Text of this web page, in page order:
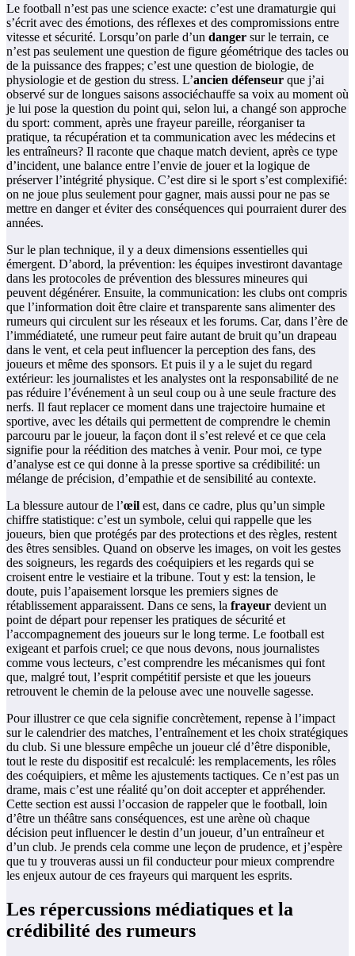
Le football n’est pas une science exacte: c’est une dramaturgie qui
s’écrit avec des émotions, des réflexes et des compromissions entre
vitesse et sécurité. Lorsqu’on parle d’un danger sur le terrain, ce
n’est pas seulement une question de figure géométrique des tacles ou
de la puissance des frappes; c’est une question de biologie, de
physiologie et de gestion du stress. L’ancien défenseur que j’ai
observé sur de longues saisons associéchauffe sa voix au moment où
je lui pose la question du point qui, selon lui, a changé son approche
du sport: comment, après une frayeur pareille, réorganiser ta
pratique, ta récupération et ta communication avec les médecins et
les entraîneurs? Il raconte que chaque match devient, après ce type
d’incident, une balance entre l’envie de jouer et la logique de
préserver l’intégrité physique. C’est dire si le sport s’est complexifié:
on ne joue plus seulement pour gagner, mais aussi pour ne pas se
mettre en danger et éviter des conséquences qui pourraient durer des
années.
Sur le plan technique, il y a deux dimensions essentielles qui
émergent. D’abord, la prévention: les équipes investiront davantage
dans les protocoles de prévention des blessures mineures qui
peuvent dégénérer. Ensuite, la communication: les clubs ont compris
que l’information doit être claire et transparente sans alimenter des
rumeurs qui circulent sur les réseaux et les forums. Car, dans l’ère de
l’immédiateté, une rumeur peut faire autant de bruit qu’un drapeau
dans le vent, et cela peut influencer la perception des fans, des
joueurs et même des sponsors. Et puis il y a le sujet du regard
extérieur: les journalistes et les analystes ont la responsabilité de ne
pas réduire l’événement à un seul coup ou à une seule fracture des
nerfs. Il faut replacer ce moment dans une trajectoire humaine et
sportive, avec les détails qui permettent de comprendre le chemin
parcouru par le joueur, la façon dont il s’est relevé et ce que cela
signifie pour la réédition des matches à venir. Pour moi, ce type
d’analyse est ce qui donne à la presse sportive sa crédibilité: un
mélange de précision, d’empathie et de sensibilité au contexte.
La blessure autour de l’œil est, dans ce cadre, plus qu’un simple
chiffre statistique: c’est un symbole, celui qui rappelle que les
joueurs, bien que protégés par des protections et des règles, restent
des êtres sensibles. Quand on observe les images, on voit les gestes
des soigneurs, les regards des coéquipiers et les regards qui se
croisent entre le vestiaire et la tribune. Tout y est: la tension, le
doute, puis l’apaisement lorsque les premiers signes de
rétablissement apparaissent. Dans ce sens, la frayeur devient un
point de départ pour repenser les pratiques de sécurité et
l’accompagnement des joueurs sur le long terme. Le football est
exigeant et parfois cruel; ce que nous devons, nous journalistes
comme vous lecteurs, c’est comprendre les mécanismes qui font
que, malgré tout, l’esprit compétitif persiste et que les joueurs
retrouvent le chemin de la pelouse avec une nouvelle sagesse.
Pour illustrer ce que cela signifie concrètement, repense à l’impact
sur le calendrier des matches, l’entraînement et les choix stratégiques
du club. Si une blessure empêche un joueur clé d’être disponible,
tout le reste du dispositif est recalculé: les remplacements, les rôles
des coéquipiers, et même les ajustements tactiques. Ce n’est pas un
drame, mais c’est une réalité qu’on doit accepter et appréhender.
Cette section est aussi l’occasion de rappeler que le football, loin
d’être un théâtre sans conséquences, est une arène où chaque
décision peut influencer le destin d’un joueur, d’un entraîneur et
d’un club. Je prends cela comme une leçon de prudence, et j’espère
que tu y trouveras aussi un fil conducteur pour mieux comprendre
les enjeux autour de ces frayeurs qui marquent les esprits.
Les répercussions médiatiques et la
crédibilité des rumeurs